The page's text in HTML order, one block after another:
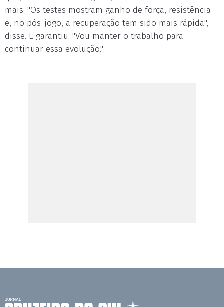
mais. "Os testes mostram ganho de força, resistência
e, no pós-jogo, a recuperação tem sido mais rápida",
disse. E garantiu: "Vou manter o trabalho para
continuar essa evolução."